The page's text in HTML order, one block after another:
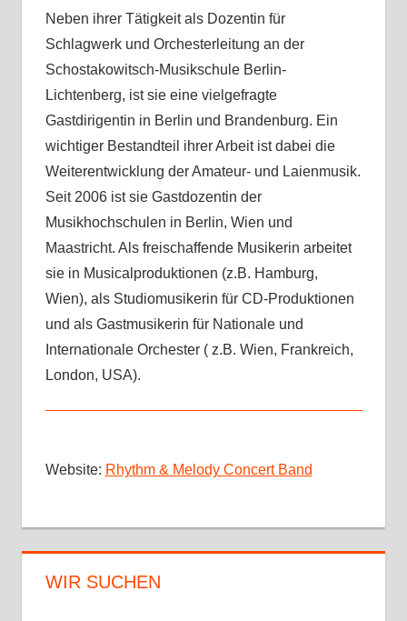
Neben ihrer Tätigkeit als Dozentin für
Schlagwerk und Orchesterleitung an der
Schostakowitsch-Musikschule Berlin-
Lichtenberg, ist sie eine vielgefragte
Gastdirigentin in Berlin und Brandenburg. Ein
wichtiger Bestandteil ihrer Arbeit ist dabei die
Weiterentwicklung der Amateur- und Laienmusik.
Seit 2006 ist sie Gastdozentin der
Musikhochschulen in Berlin, Wien und
Maastricht. Als freischaffende Musikerin arbeitet
sie in Musicalproduktionen (z.B. Hamburg,
Wien), als Studiomusikerin für CD-Produktionen
und als Gastmusikerin für Nationale und
Internationale Orchester ( z.B. Wien, Frankreich,
London, USA).
Website: Rhythm & Melody Concert Band
WIR SUCHEN